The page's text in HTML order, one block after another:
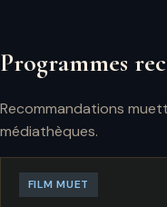
Programmes
Recommandations
médiathèques.
FILM MUET